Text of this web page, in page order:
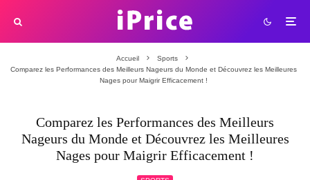
Accueil
Sports
Comparez les Performances des Meilleurs Nageurs du Monde et Découvrez les Meilleures
Nages pour Maigrir Efficacement !
Comparez les Performances des Meilleurs
Nageurs du Monde et Découvrez les Meilleures
Nages pour Maigrir Efficacement !